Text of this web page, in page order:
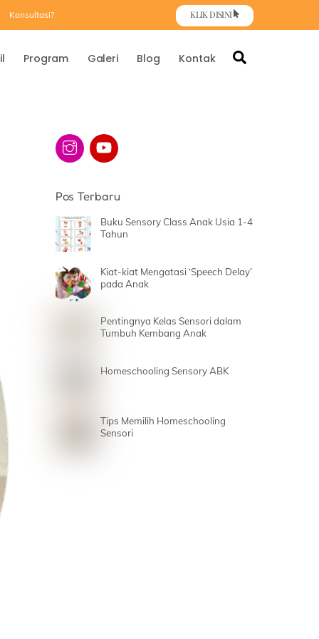
Konsultasi? KLIK DISINI
Program Galeri Blog Kontak
Pos Terbaru
Buku Sensory Class Anak Usia 1-4
Tahun
Kiat-kiat Mengatasi ‘Speech Delay’
pada Anak
Pentingnya Kelas Sensori dalam
Tumbuh Kembang Anak
Homeschooling Sensory ABK
Tips Memilih Homeschooling
Sensori